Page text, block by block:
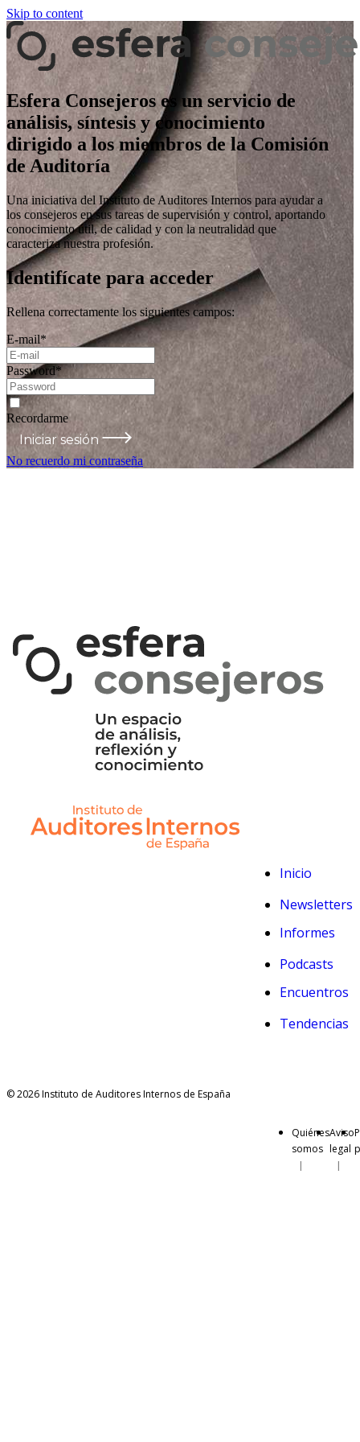
Skip to content
Esfera Consejeros es un servicio de
análisis, síntesis y conocimiento
dirigido a los miembros de la Comisión
de Auditoría
Una iniciativa del Instituto de Auditores Internos para ayudar a
los consejeros en sus tareas de supervisión y control, aportando
conocimiento útil, de calidad y con la neutralidad que
caracteriza nuestra profesión.
Identifícate para acceder
Rellena correctamente los siguientes campos:
E-mail*
Password*
Recordarme
Iniciar sesión
No recuerdo mi contraseña
Inicio
Newsletters
Informes
Podcasts
Encuentros
Tendencias
© 2026 Instituto de Auditores Internos de España
Quiénes
somos
Aviso
legal